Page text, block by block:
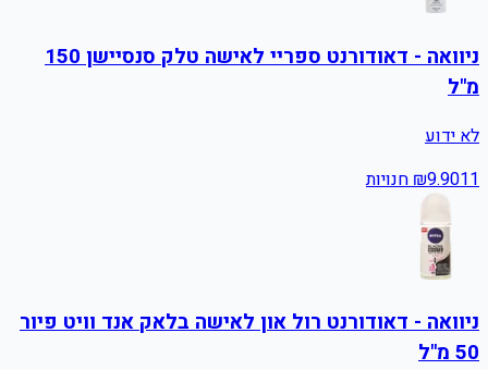
ניוואה - דאודורנט ספריי לאישה טלק סנסיישן 150
מ"ל
לא ידוע
₪9.9011 חנויות
ניוואה - דאודורנט רול און לאישה בלאק אנד וויט פיור
50 מ"ל